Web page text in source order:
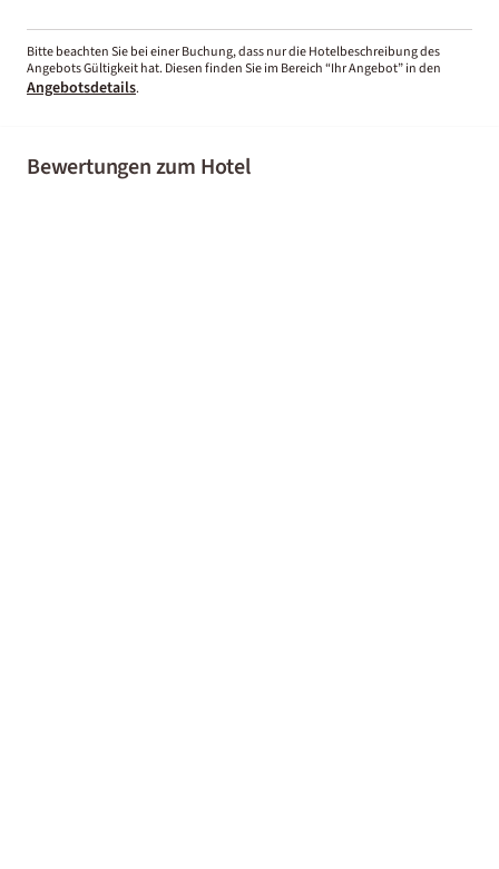
Bitte beachten Sie bei einer Buchung, dass nur die Hotelbeschreibung des
Angebots Gültigkeit hat. Diesen finden Sie im Bereich “Ihr Angebot” in den
Angebotsdetails.
Bewertungen zum Hotel